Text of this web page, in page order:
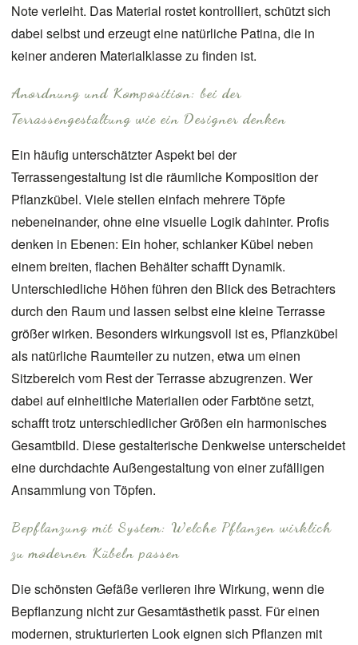
Note verleiht. Das Material rostet kontrolliert, schützt sich
dabei selbst und erzeugt eine natürliche Patina, die in
keiner anderen Materialklasse zu finden ist.
Anordnung und Komposition: bei der
Terrassengestaltung wie ein Designer denken
Ein häufig unterschätzter Aspekt bei der
Terrassengestaltung ist die räumliche Komposition der
Pflanzkübel. Viele stellen einfach mehrere Töpfe
nebeneinander, ohne eine visuelle Logik dahinter. Profis
denken in Ebenen: Ein hoher, schlanker Kübel neben
einem breiten, flachen Behälter schafft Dynamik.
Unterschiedliche Höhen führen den Blick des Betrachters
durch den Raum und lassen selbst eine kleine Terrasse
größer wirken. Besonders wirkungsvoll ist es, Pflanzkübel
als natürliche Raumteiler zu nutzen, etwa um einen
Sitzbereich vom Rest der Terrasse abzugrenzen. Wer
dabei auf einheitliche Materialien oder Farbtöne setzt,
schafft trotz unterschiedlicher Größen ein harmonisches
Gesamtbild. Diese gestalterische Denkweise unterscheidet
eine durchdachte Außengestaltung von einer zufälligen
Ansammlung von Töpfen.
Bepflanzung mit System: Welche Pflanzen wirklich
zu modernen Kübeln passen
Die schönsten Gefäße verlieren ihre Wirkung, wenn die
Bepflanzung nicht zur Gesamtästhetik passt. Für einen
modernen, strukturierten Look eignen sich Pflanzen mit